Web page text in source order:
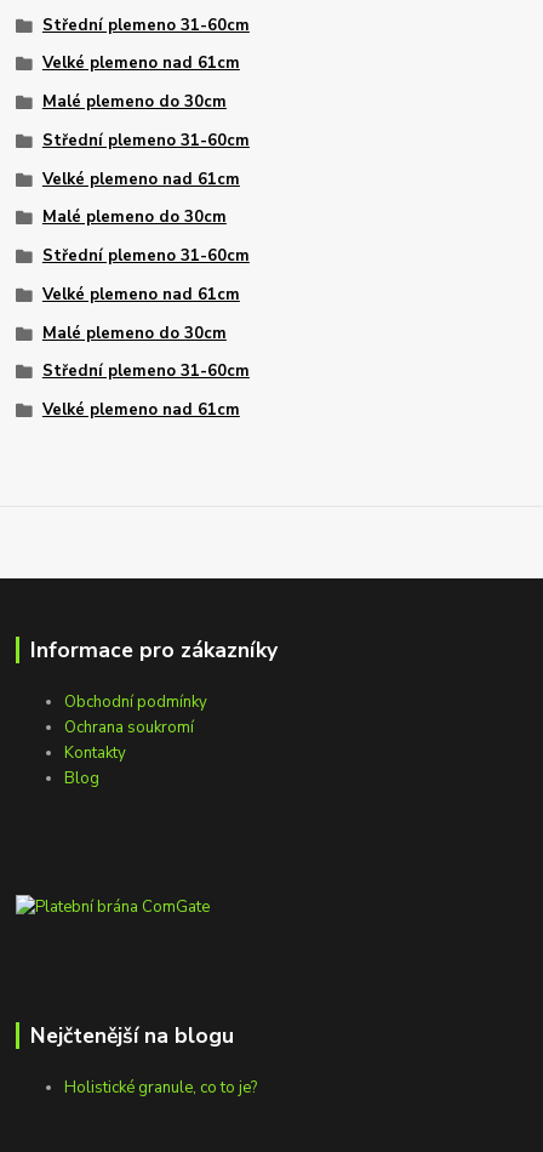
Střední plemeno 31-60cm
Velké plemeno nad 61cm
Malé plemeno do 30cm
Střední plemeno 31-60cm
Velké plemeno nad 61cm
Malé plemeno do 30cm
Střední plemeno 31-60cm
Velké plemeno nad 61cm
Malé plemeno do 30cm
Střední plemeno 31-60cm
Velké plemeno nad 61cm
Informace pro zákazníky
Obchodní podmínky
Ochrana soukromí
Kontakty
Blog
Nejčtenější na blogu
Holistické granule, co to je?